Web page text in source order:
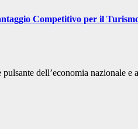
Competitivo per il
dell’economia nazionale